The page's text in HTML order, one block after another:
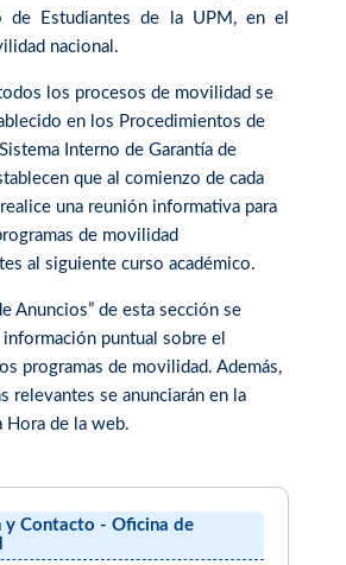
de Estudiantes de la UPM, en el
nacional.
los procesos de movilidad se
en los Procedimientos de
Interno de Garantía de
que al comienzo de cada
una reunión informativa para
de movilidad
al siguiente curso académico.
Anuncios” de esta sección se
puntual sobre el
programas de movilidad. Además,
relevantes se anunciarán en la
Hora de la web.
y Contacto - Oficina de